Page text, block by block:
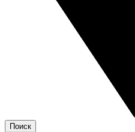
Поиск